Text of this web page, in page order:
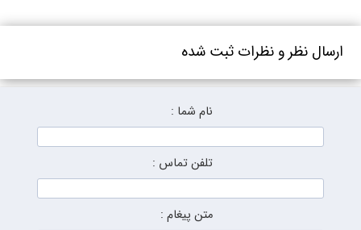
ارسال نظر و نظرات ثبت شده
نام شما :
تلفن تماس :
متن پیغام :